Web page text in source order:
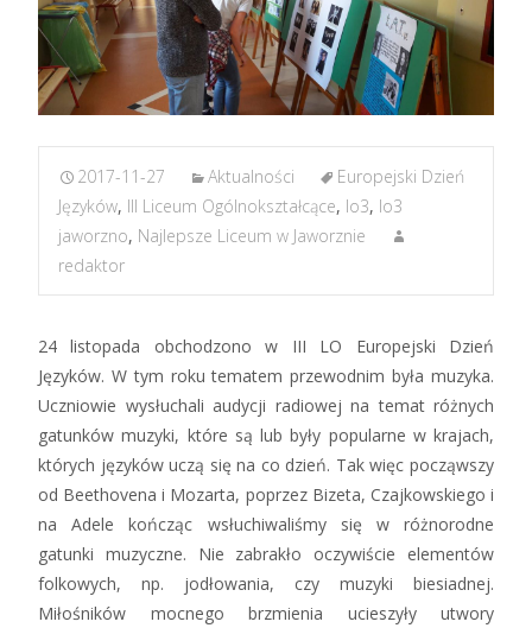
2017-11-27 Aktualności
Europejski Dzień
Języków, III Liceum Ogólnokształcące, lo3, lo3
jaworzno, Najlepsze Liceum w Jaworznie
redaktor
24 listopada obchodzono w III LO Europejski Dzień
Języków. W tym roku tematem przewodnim była muzyka.
Uczniowie wysłuchali audycji radiowej na temat różnych
gatunków muzyki, które są lub były popularne w krajach,
których języków uczą się na co dzień. Tak więc począwszy
od Beethovena i Mozarta, poprzez Bizeta, Czajkowskiego i
na Adele kończąc wsłuchiwaliśmy się w różnorodne
gatunki muzyczne. Nie zabrakło oczywiście elementów
folkowych, np. jodłowania, czy muzyki biesiadnej.
Miłośników mocnego brzmienia ucieszyły utwory